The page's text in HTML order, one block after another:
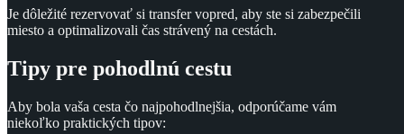
Je dôležité rezervovať si transfer vopred, aby ste si zabezpečili
miesto a optimalizovali čas strávený na cestách.
Tipy pre pohodlnú cestu
Aby bola vaša cesta čo najpohodlnejšia, odporúčame vám
niekoľko praktických tipov: